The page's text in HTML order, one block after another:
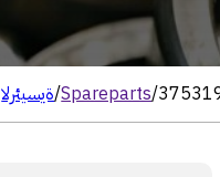
الرئيسية/Spareparts/